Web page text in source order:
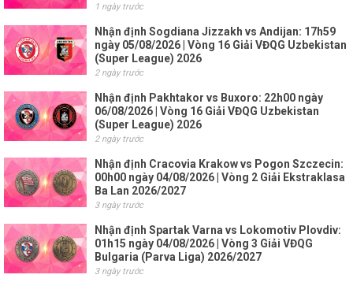
1 ngày trước
Nhận định Sogdiana Jizzakh vs Andijan: 17h59
ngày 05/08/2026 | Vòng 16 Giải VĐQG Uzbekistan
(Super League) 2026
2 ngày trước
Nhận định Pakhtakor vs Buxoro: 22h00 ngày
06/08/2026 | Vòng 16 Giải VĐQG Uzbekistan
(Super League) 2026
2 ngày trước
Nhận định Cracovia Krakow vs Pogon Szczecin:
00h00 ngày 04/08/2026 | Vòng 2 Giải Ekstraklasa
Ba Lan 2026/2027
3 ngày trước
Nhận định Spartak Varna vs Lokomotiv Plovdiv:
01h15 ngày 04/08/2026 | Vòng 3 Giải VĐQG
Bulgaria (Parva Liga) 2026/2027
3 ngày trước